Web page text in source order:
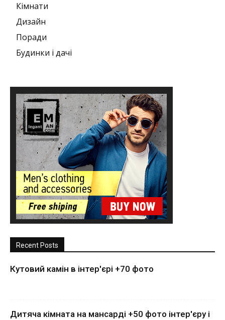
Кімнати
Дизайн
Поради
Будинки і дачі
Recent Posts
Кутовий камін в інтер'єрі +70 фото
Дитяча кімната на мансарді +50 фото інтер'єру і